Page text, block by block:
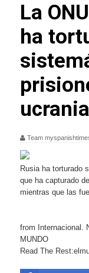
La
ha
Team
Rusia ha torturado
que ha capturado
mientras que las
from Internacional.
MUNDO
Read The